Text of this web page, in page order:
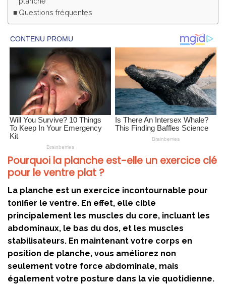
Questions fréquentes
Pourquoi la planche est-elle un exercice clé
pour le ventre plat ?
La planche est un exercice incontournable pour
tonifier le ventre. En effet, elle cible
principalement les muscles du core, incluant les
abdominaux, le bas du dos, et les muscles
stabilisateurs. En maintenant votre corps en
position de planche, vous améliorez non
seulement votre force abdominale, mais
également votre posture dans la vie quotidienne.